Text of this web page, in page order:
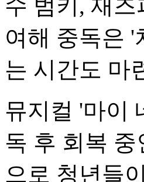
수 범키, 재
여해 중독은
는 시간도 마
뮤지컬 '마이
독 후 회복
으로 청년들